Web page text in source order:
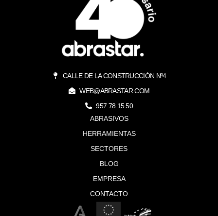
ABRASIVOS
HERRAMIENTAS
SECTORES
BLOG
EMPRESA
CONTACTO
CALLE DE LA CONSTRUCCIÓN Nº4
WEB@ABRASTAR.COM
957 78 15 50